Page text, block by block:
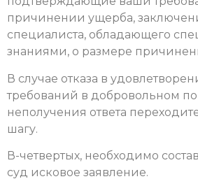
причинении ущерба,
специалиста, обладающего
знаниями, о размере
В случае отказа в
требований в добровольном
неполучения ответа
шагу.
В-четвертых, необходимо
суд исковое заявление.